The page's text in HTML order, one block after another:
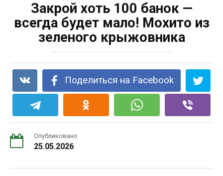
Закрой хоть 100 банок —
всегда будет мало! Мохито из
зеленого крыжовника
Поделиться на Facebook
Опубликовано
25.05.2026